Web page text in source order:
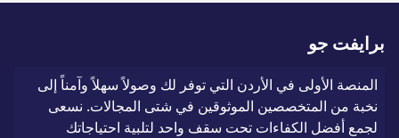
برايفت جو
المنصة الأولى في الأردن التي توفر لك وصولاً سهلاً وآمناً إلى
نخبة من المتخصصين الموثوقين في شتى المجالات. نسعى
لجمع أفضل الكفاءات تحت سقف واحد لتلبية احتياجاتك